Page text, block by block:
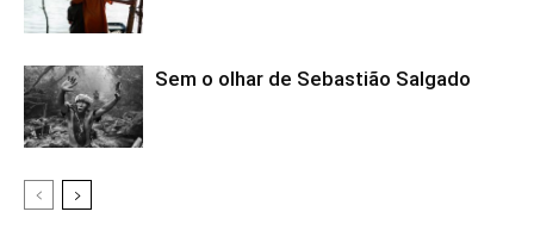
Sem o olhar de Sebastião Salgado